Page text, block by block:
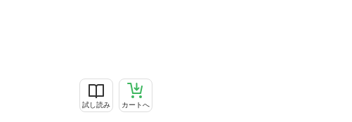
試し読み カートへ